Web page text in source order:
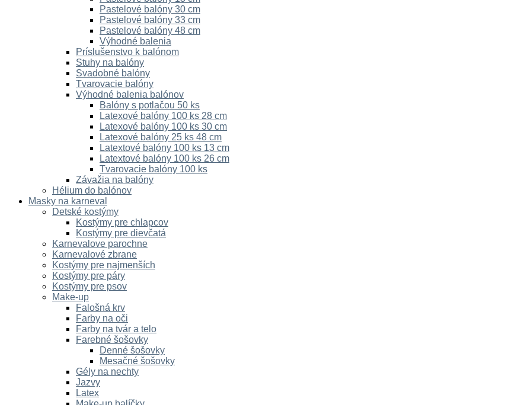
Pastelové balóny 30 cm
Pastelové balóny 33 cm
Pastelové balóny 48 cm
Výhodné balenia
Príslušenstvo k balónom
Stuhy na balóny
Svadobné balóny
Tvarovacie balóny
Výhodné balenia balónov
Balóny s potlačou 50 ks
Latexové balóny 100 ks 28 cm
Latexové balóny 100 ks 30 cm
Latexové balóny 25 ks 48 cm
Latextové balóny 100 ks 13 cm
Latextové balóny 100 ks 26 cm
Tvarovacie balóny 100 ks
Závažia na balóny
Hélium do balónov
Masky na karneval
Detské kostýmy
Kostýmy pre chlapcov
Kostýmy pre dievčatá
Karnevalove parochne
Karnevalové zbrane
Kostýmy pre najmenších
Kostýmy pre páry
Kostýmy pre psov
Make-up
Falošná krv
Farby na oči
Farby na tvár a telo
Farebné šošovky
Denné šošovky
Mesačné šošovky
Gély na nechty
Jazvy
Latex